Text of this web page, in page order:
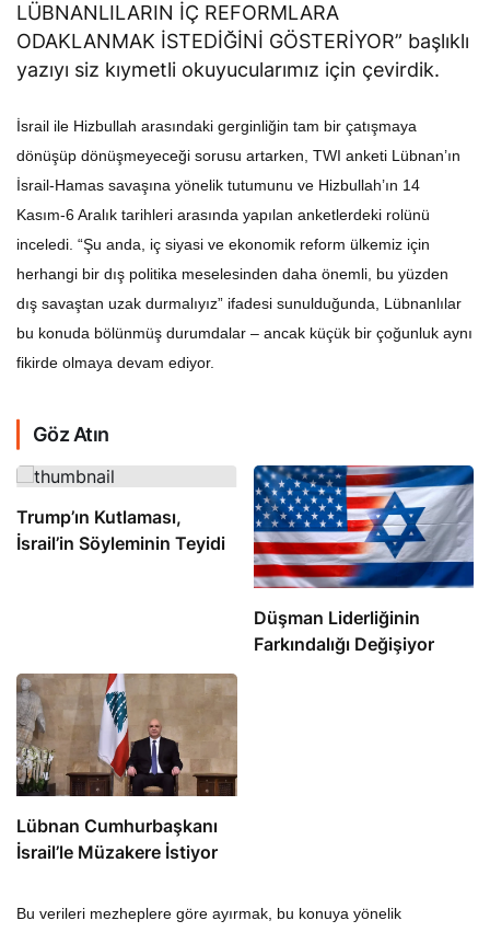
LÜBNANLILARIN İÇ REFORMLARA
ODAKLANMAK İSTEDİĞİNİ GÖSTERİYOR” başlıklı
yazıyı siz kıymetli okuyucularımız için çevirdik.
İsrail ile Hizbullah arasındaki gerginliğin tam bir çatışmaya
dönüşüp dönüşmeyeceği sorusu artarken, TWI anketi Lübnan’ın
İsrail-Hamas savaşına yönelik tutumunu ve Hizbullah’ın 14
Kasım-6 Aralık tarihleri arasında yapılan anketlerdeki rolünü
inceledi. “Şu anda, iç siyasi ve ekonomik reform ülkemiz için
herhangi bir dış politika meselesinden daha önemli, bu yüzden
dış savaştan uzak durmalıyız” ifadesi sunulduğunda, Lübnanlılar
bu konuda bölünmüş durumdalar – ancak küçük bir çoğunluk aynı
fikirde olmaya devam ediyor.
Göz Atın
Trump’ın Kutlaması,
İsrail’in Söyleminin Teyidi
Düşman Liderliğinin
Farkındalığı Değişiyor
Lübnan Cumhurbaşkanı
İsrail’le Müzakere İstiyor
Bu verileri mezheplere göre ayırmak, bu konuya yönelik